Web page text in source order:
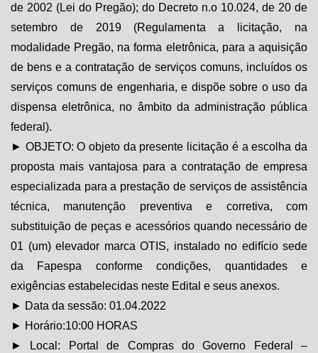
de 2002 (Lei do Pregão); do Decreto n.o 10.024, de 20 de
setembro de 2019 (Regulamenta a licitação, na
modalidade Pregão, na forma eletrônica, para a aquisição
de bens e a contratação de serviços comuns, incluídos os
serviços comuns de engenharia, e dispõe sobre o uso da
dispensa eletrônica, no âmbito da administração pública
federal).
► OBJETO: O objeto da presente licitação é a escolha da
proposta mais vantajosa para a contratação de empresa
especializada para a prestação de serviços de assistência
técnica, manutenção preventiva e corretiva, com
substituição de peças e acessórios quando necessário de
01 (um) elevador marca OTIS, instalado no edifício sede
da Fapespa conforme condições, quantidades e
exigências estabelecidas neste Edital e seus anexos.
► Data da sessão: 01.04.2022
► Horário:10:00 HORAS
► Local: Portal de Compras do Governo Federal –